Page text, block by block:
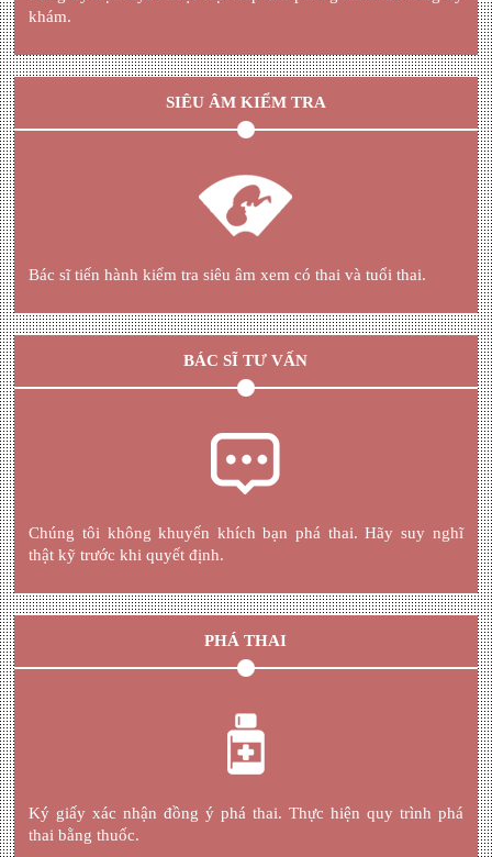
khám.
SIÊU ÂM KIỂM TRA
Bác sĩ tiến hành kiểm tra siêu âm xem có thai và tuổi thai.
BÁC SĨ TƯ VẤN
Chúng tôi không khuyến khích bạn phá thai. Hãy suy nghĩ
thật kỹ trước khi quyết định.
PHÁ THAI
Ký giấy xác nhận đồng ý phá thai. Thực hiện quy trình phá
thai bằng thuốc.